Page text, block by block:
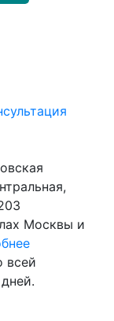
Москвы и
всей